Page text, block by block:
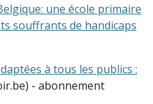
une école primaire
souffrants de handicaps
à tous les publics :
- abonnement